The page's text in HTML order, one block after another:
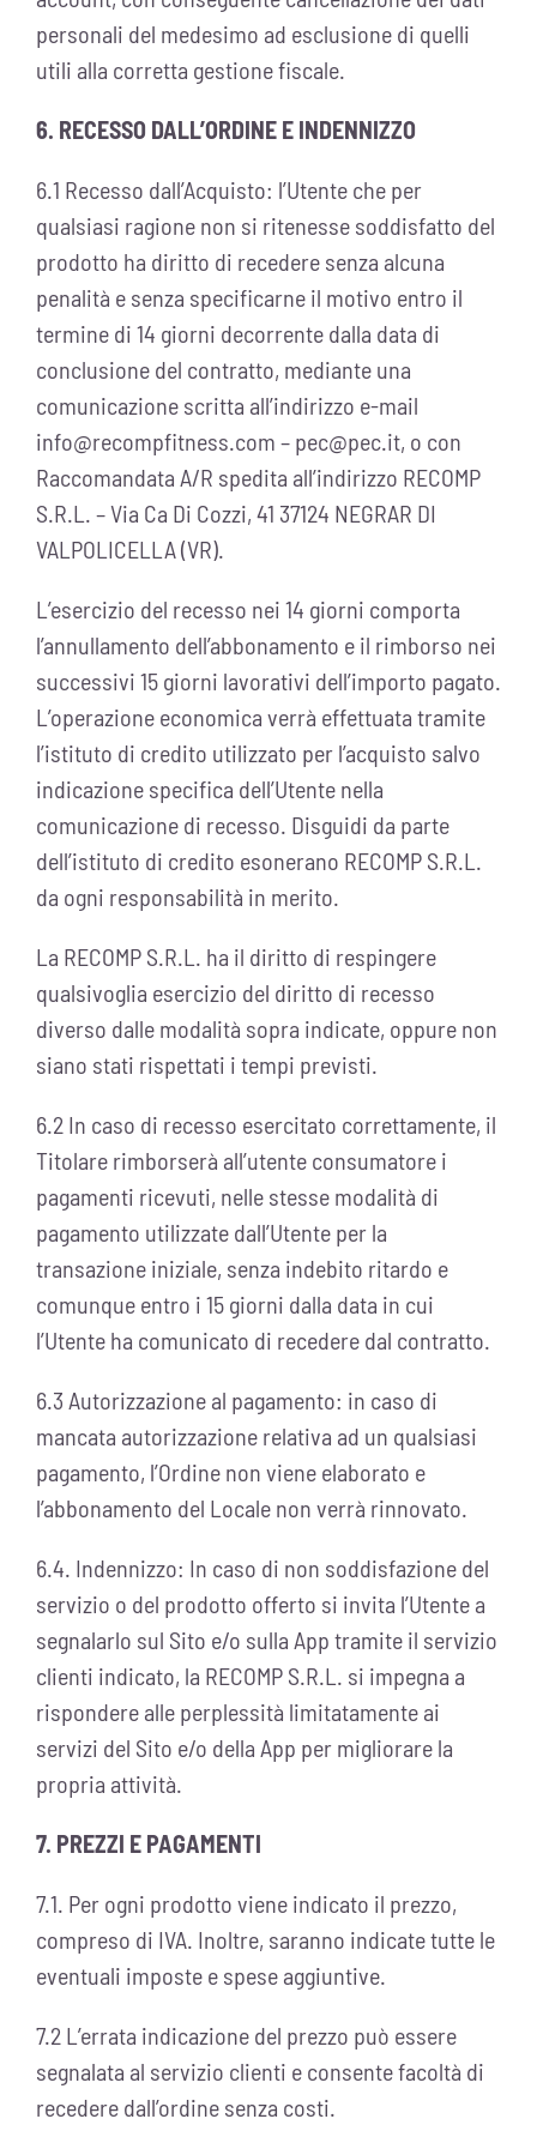
personali del medesimo ad esclusione di quelli
utili alla corretta gestione fiscale.
6. RECESSO DALL’ORDINE E INDENNIZZO
6.1 Recesso dall’Acquisto: l’Utente che per
qualsiasi ragione non si ritenesse soddisfatto del
prodotto ha diritto di recedere senza alcuna
penalità e senza specificarne il motivo entro il
termine di 14 giorni decorrente dalla data di
conclusione del contratto, mediante una
comunicazione scritta all’indirizzo e-mail
info@recompfitness.com – pec@pec.it, o con
Raccomandata A/R spedita all’indirizzo RECOMP
S.R.L. – Via Ca Di Cozzi, 41 37124 NEGRAR DI
VALPOLICELLA (VR).
L’esercizio del recesso nei 14 giorni comporta
l’annullamento dell’abbonamento e il rimborso nei
successivi 15 giorni lavorativi dell’importo pagato.
L’operazione economica verrà effettuata tramite
l’istituto di credito utilizzato per l’acquisto salvo
indicazione specifica dell’Utente nella
comunicazione di recesso. Disguidi da parte
dell’istituto di credito esonerano RECOMP S.R.L.
da ogni responsabilità in merito.
La RECOMP S.R.L. ha il diritto di respingere
qualsivoglia esercizio del diritto di recesso
diverso dalle modalità sopra indicate, oppure non
siano stati rispettati i tempi previsti.
6.2 In caso di recesso esercitato correttamente, il
Titolare rimborserà all’utente consumatore i
pagamenti ricevuti, nelle stesse modalità di
pagamento utilizzate dall’Utente per la
transazione iniziale, senza indebito ritardo e
comunque entro i 15 giorni dalla data in cui
l’Utente ha comunicato di recedere dal contratto.
6.3 Autorizzazione al pagamento: in caso di
mancata autorizzazione relativa ad un qualsiasi
pagamento, l’Ordine non viene elaborato e
l’abbonamento del Locale non verrà rinnovato.
6.4. Indennizzo: In caso di non soddisfazione del
servizio o del prodotto offerto si invita l’Utente a
segnalarlo sul Sito e/o sulla App tramite il servizio
clienti indicato, la RECOMP S.R.L. si impegna a
rispondere alle perplessità limitatamente ai
servizi del Sito e/o della App per migliorare la
propria attività.
7. PREZZI E PAGAMENTI
7.1. Per ogni prodotto viene indicato il prezzo,
compreso di IVA. Inoltre, saranno indicate tutte le
eventuali imposte e spese aggiuntive.
7.2 L’errata indicazione del prezzo può essere
segnalata al servizio clienti e consente facoltà di
recedere dall’ordine senza costi.